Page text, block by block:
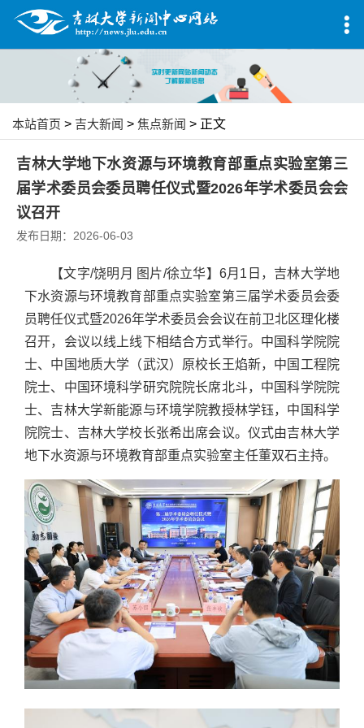
本站首页 > 吉大新闻 > 焦点新闻 > 正文
吉林大学地下水资源与环境教育部重点实验室第三
届学术委员会委员聘任仪式暨2026年学术委员会会
议召开
发布日期：2026-06-03
【文字/饶明月 图片/徐立华】6月1日，吉林大学地
下水资源与环境教育部重点实验室第三届学术委员会委
员聘任仪式暨2026年学术委员会会议在前卫北区理化楼
召开，会议以线上线下相结合方式举行。中国科学院院
士、中国地质大学（武汉）原校长王焰新，中国工程院
院士、中国环境科学研究院院长席北斗，中国科学院院
士、吉林大学新能源与环境学院教授林学钰，中国科学
院院士、吉林大学校长张希出席会议。仪式由吉林大学
地下水资源与环境教育部重点实验室主任董双石主持。